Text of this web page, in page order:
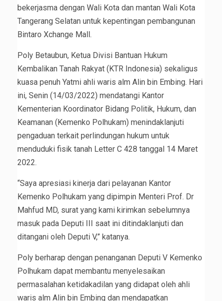
bekerjasma dengan Wali Kota dan mantan Wali Kota
Tangerang Selatan untuk kepentingan pembangunan
Bintaro Xchange Mall.
Poly Betaubun, Ketua Divisi Bantuan Hukum
Kembalikan Tanah Rakyat (KTR Indonesia) sekaligus
kuasa penuh Yatmi ahli waris alm Alin bin Embing. Hari
ini, Senin (14/03/2022) mendatangi Kantor
Kementerian Koordinator Bidang Politik, Hukum, dan
Keamanan (Kemenko Polhukam) menindaklanjuti
pengaduan terkait perlindungan hukum untuk
menduduki fisik tanah Letter C 428 tanggal 14 Maret
2022.
“Saya apresiasi kinerja dari pelayanan Kantor
Kemenko Polhukam yang dipimpin Menteri Prof. Dr
Mahfud MD, surat yang kami kirimkan sebelumnya
masuk pada Deputi III saat ini ditindaklanjuti dan
ditangani oleh Deputi V,” katanya.
Poly berharap dengan penanganan Deputi V Kemenko
Polhukam dapat membantu menyelesaikan
permasalahan ketidakadilan yang didapat oleh ahli
waris alm Alin bin Embing dan mendapatkan